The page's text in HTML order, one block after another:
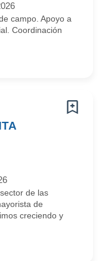
campo. Apoyo a
Coordinación
de las
de
creciendo y